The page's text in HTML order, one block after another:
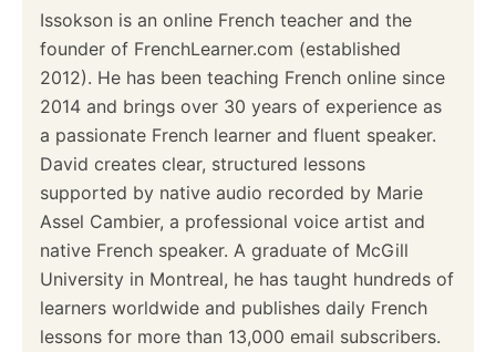
Issokson is an online French teacher and the
founder of FrenchLearner.com (established
2012). He has been teaching French online since
2014 and brings over 30 years of experience as
a passionate French learner and fluent speaker.
David creates clear, structured lessons
supported by native audio recorded by Marie
Assel Cambier, a professional voice artist and
native French speaker. A graduate of McGill
University in Montreal, he has taught hundreds of
learners worldwide and publishes daily French
lessons for more than 13,000 email subscribers.